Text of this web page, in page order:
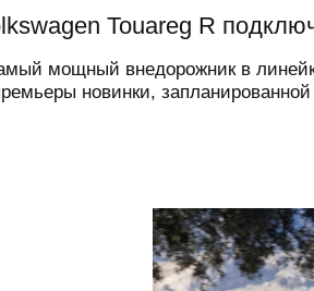
Touareg R
мощный внедорожник в
новинки,